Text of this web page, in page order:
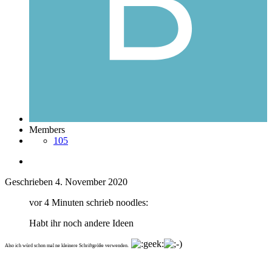
Members
105
Geschrieben 4. November 2020
vor 4 Minuten schrieb noodles:
Habt ihr noch andere Ideen
Also ich würd schon mal ne kleinere Schriftgröße verwenden.